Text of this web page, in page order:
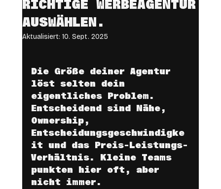
RICHTIGE WERBEAGENTUR
AUSWÄHLEN.
Aktualisiert: 10. Sept. 2025
Die Größe deiner Agentur
löst selten dein
eigentliches Problem.
Entscheidend sind Nähe,
Ownership,
Entscheidungsgeschwindigke
it und das Preis-Leistungs-
Verhältnis. Kleine Teams
punkten hier oft, aber
nicht immer.